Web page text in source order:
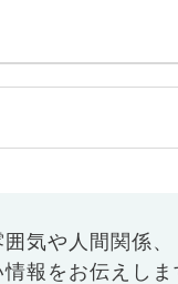
気や人間関係、
報をお伝えしま